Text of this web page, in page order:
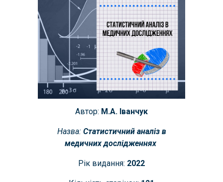
Автор: М.А. Іванчук
Назва: Статистичний аналіз в
медичних дослідженнях
Рік видання: 2022